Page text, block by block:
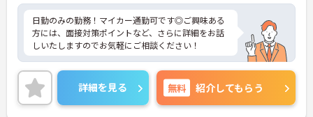
日勤のみの勤務！マイカー通勤可です◎ご興味ある
方には、面接対策ポイントなど、さらに詳細をお話
しいたしますのでお気軽にご相談ください！
詳細を見る 無料 紹介してもらう